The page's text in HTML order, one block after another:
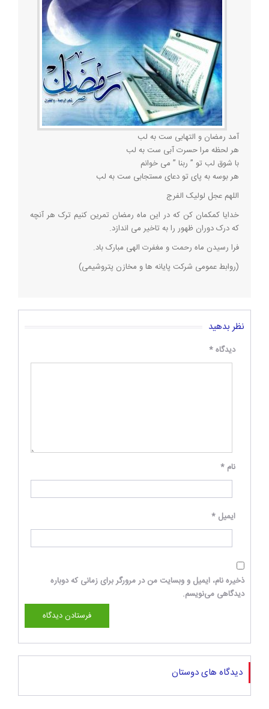
آمد رمضان و التهابی ست به لب
هر لحظه مرا حسرت آبی ست به لب
با شوق لب تو ” ربنا ” می خوانم
هر بوسه به پای تو دعای مستجابی ست به لب
اللهم عجل لولیک الفرج
خدایا کمکمان کن که در این ماه رمضان تمرین کنیم ترک هر آنچه
که درک دوران ظهور را به تاخیر می اندازد.
فرا رسیدن ماه رحمت و مغفرت الهی مبارک باد.
(روابط عمومی شرکت پایانه ها و مخازن پتروشیمی)
نظر بدهید
دیدگاه*
نام *
ایمیل *
ذخیره نام، ایمیل و وبسایت من در مرورگر برای زمانی که دوباره
دیدگاهی می‌نویسم.
دیدگاه های دوستان